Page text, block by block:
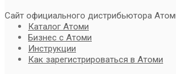
Сайт официального дистрибьютора
Каталог Атоми
Бизнес с Атоми
Инструкции
Как зарегистрироваться в Атоми